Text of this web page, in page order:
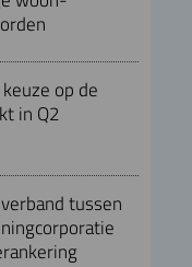
op de
in Q2
tussen